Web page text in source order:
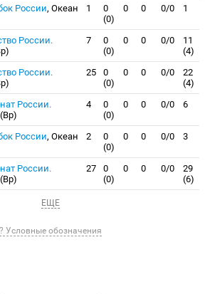
России, Океан
1
0
(0)
0 0 0/0 1
России.
7
0
(0)
0 0 0/0
11
(4)
России.
25
0
(0)
0 0 0/0
22
(4)
России.
4
0
(0)
0 0 0/0 6
России, Океан
2
0
(0)
0 0 0/0 3
России.
27
0
(0)
0 0 0/0
29
(6)
ЕЩЕ
? Условные обозначения